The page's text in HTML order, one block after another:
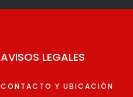
AVISOS LEGALES
CONTACTO Y UBICACIÓN